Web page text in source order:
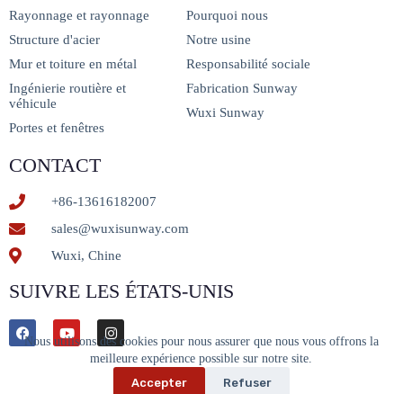
Nous utilisons des cookies pour nous assurer que nous vous offrons la
meilleure expérience possible sur notre site.
Accepter
Refuser
Rayonnage et rayonnage
Structure d'acier
Mur et toiture en métal
Ingénierie routière et
véhicule
Portes et fenêtres
Pourquoi nous
Notre usine
Responsabilité sociale
Fabrication Sunway
Wuxi Sunway
CONTACT
+86-13616182007
sales@wuxisunway.com
Wuxi, Chine
SUIVRE LES ÉTATS-UNIS